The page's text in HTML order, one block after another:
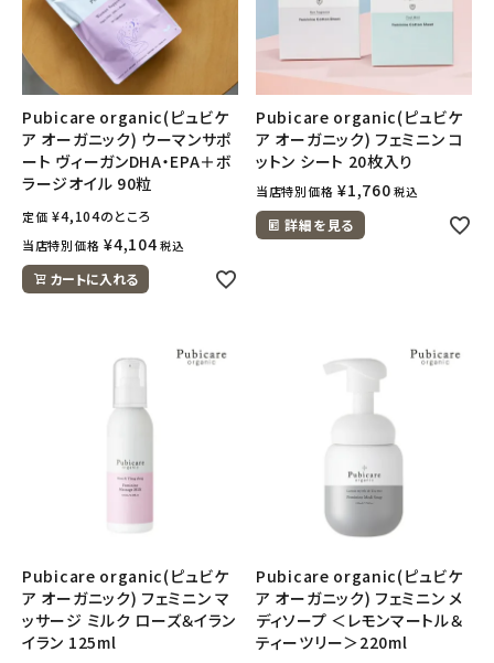
インナー・下着・ナイトウェア
キッズ・ベビー・マタニティ
キッチン用品
フード・ドリンク
ブランド
定期購入
オリジナルブランド
ナチュラムーン
ナチュラプラス
アルマウィン
Pubicare organic(ピュビケ
ア オーガニック) ウーマンサポ
ート ヴィーガンDHA・EPA＋ボ
ラージオイル 90粒
定価 ¥4,104のところ
当店特別価格 ¥4,104 税込
カートに入れる
Pubicare organic(ピュビケ
ア オーガニック) フェミニン コ
ットン シート 20枚入り
当店特別価格 ¥1,760 税込
詳細を見る
Pubicare organic(ピュビケ
ア オーガニック) フェミニン マ
ッサージ ミルク ローズ＆イラン
イラン 125ml
Pubicare organic(ピュビケ
ア オーガニック) フェミニン メ
ディソープ ＜レモンマートル＆
ティーツリー＞220ml